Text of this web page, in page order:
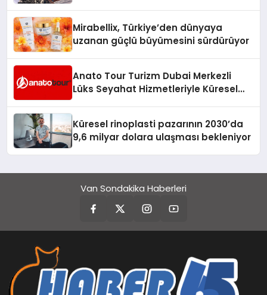
Mirabellix, Türkiye’den dünyaya
uzanan güçlü büyümesini sürdürüyor
Anato Tour Turizm Dubai Merkezli
Lüks Seyahat Hizmetleriyle Küresel
Küresel rinoplasti pazarının 2030’da
9,6 milyar dolara ulaşması bekleniyor
Van Sondakika Haberleri